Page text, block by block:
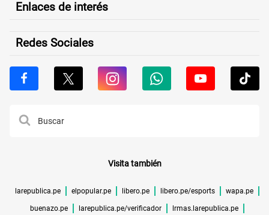
Enlaces de interés
Redes Sociales
Visita también
larepublica.pe elpopular.pe libero.pe libero.pe/esports wapa.pe
buenazo.pe larepublica.pe/verificador lrmas.larepublica.pe